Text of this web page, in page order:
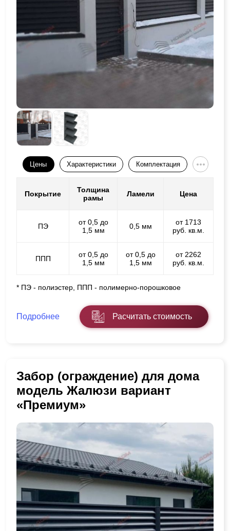
Цены Характеристики Комплектация
Покрытие
Толщина
рамы
Ламели Цена
ПЭ
от 0,5 до
1,5 мм
0,5 мм
от 1713
руб. кв.м.
ППП
от 0,5 до
1,5 мм
от 0,5 до
1,5 мм
от 2262
руб. кв.м.
* ПЭ - полиэстер, ППП - полимерно-порошковое
Подробнее Расчитать стоимость
Забор (ограждение) для дома
модель Жалюзи вариант
«Премиум»